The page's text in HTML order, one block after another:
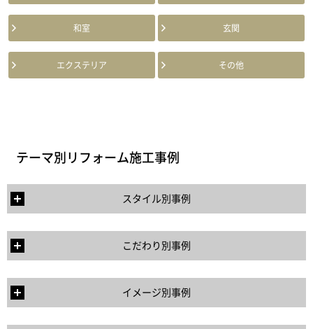
和室 玄関
エクステリア その他
テーマ別リフォーム施工事例
スタイル別事例
こだわり別事例
イメージ別事例